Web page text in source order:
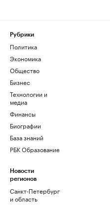
Рубрики
Политика
Экономика
Общество
Бизнес
Технологии и
медиа
Финансы
Биографии
База знаний
РБК Образование
Новости
регионов
Санкт-Петербург
и область